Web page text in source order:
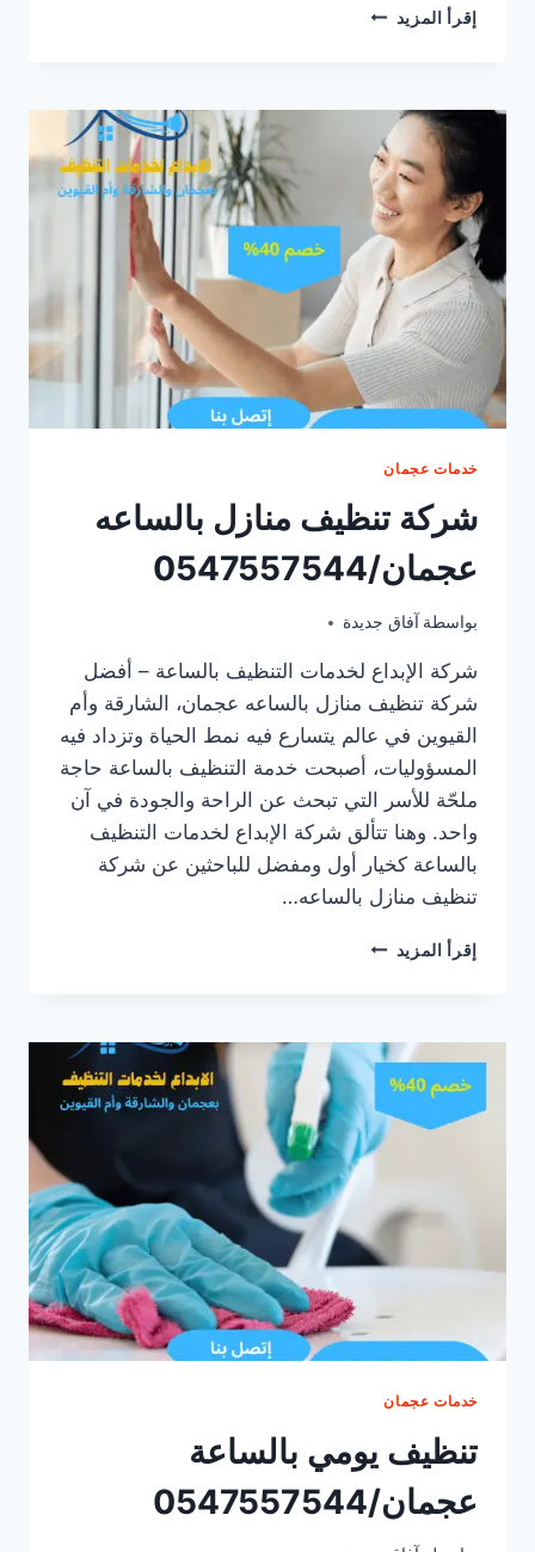
إقرأ المزيد خادمات
أم
القيوين/0547557544
خدمات عجمان
شركة تنظيف منازل بالساعه
عجمان/0547557544
بواسطة آفاق جديدة يونيو 24, 2025
شركة الإبداع لخدمات التنظيف بالساعة – أفضل
شركة تنظيف منازل بالساعه عجمان، الشارقة وأم
القيوين في عالم يتسارع فيه نمط الحياة وتزداد فيه
المسؤوليات، أصبحت خدمة التنظيف بالساعة حاجة
ملحّة للأسر التي تبحث عن الراحة والجودة في آن
واحد. وهنا تتألق شركة الإبداع لخدمات التنظيف
بالساعة كخيار أول ومفضل للباحثين عن شركة
تنظيف منازل بالساعه…
إقرأ المزيد شركة
عجمان/0547557544
خدمات عجمان
تنظيف يومي بالساعة
عجمان/0547557544